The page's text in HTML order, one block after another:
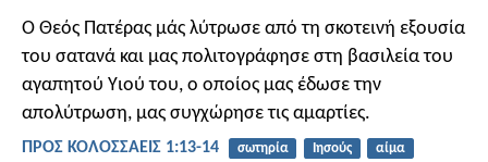
Ο Θεός Πατέρας μάς λύτρωσε από τη σκοτεινή εξουσία
του σατανά και μας πολιτογράφησε στη βασιλεία του
αγαπητού Υιού του, ο οποίος μας έδωσε την
απολύτρωση, μας συγχώρησε τις αμαρτίες.
ΠΡΟΣ ΚΟΛΟΣΣΑΕΙΣ 1:13-14 σωτηρία Ιησούς αίμα